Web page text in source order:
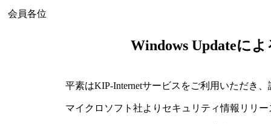
会員各位
Windows Updateに
平素はKIP-Internetサービスをご利用いただき
マイクロソフト社よりセキュリティ情報リリ